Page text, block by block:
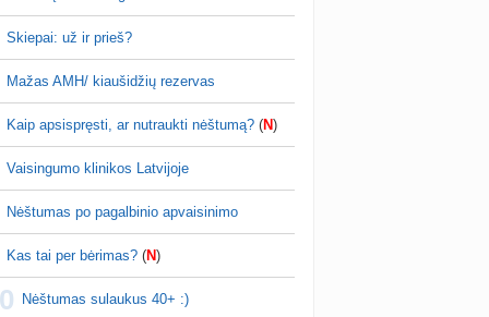
tikrinamas 21ciklo diena jeigu
trunka 28 dienas. Atitinkamai- 7diena po
ir tuo parodo, ar ivyko ovuliacija…
Amuleda prieš 2 val.
Vaisingumo klinikos Latvijoje
paprašyk Marinos ir atsiųs elektroniniu paštu
parodysi vaistinėje Lietuvoje ir parduos
Jokio skirtumo Utrogest ar…
Skiepai: už ir prieš?
Mažas AMH/ kiaušidžių rezervas
Kaip apsispręsti, ar nutraukti nėštumą? (N)
Vaisingumo klinikos Latvijoje
Nėštumas po pagalbinio apvaisinimo
Kas tai per bėrimas? (N)
Nėštumas sulaukus 40+ :)